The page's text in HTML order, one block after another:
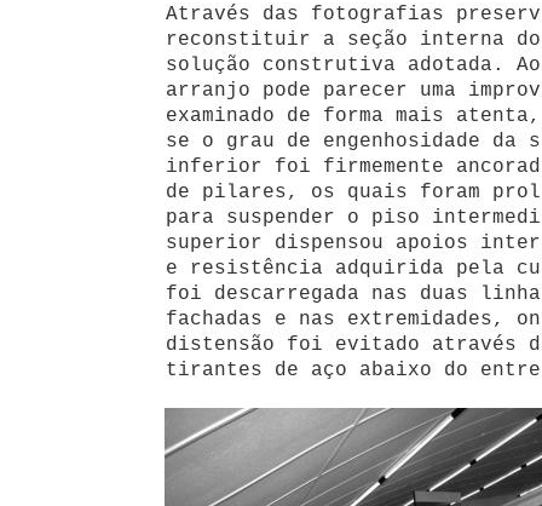
Através das fotografias
reconstituir a seção interna
solução construtiva adotada.
arranjo pode parecer uma
examinado de forma mais
se o grau de engenhosidade da
inferior foi firmemente
de pilares, os quais foram
para suspender o piso
superior dispensou apoios
e resistência adquirida pela
foi descarregada nas duas
fachadas e nas extremidades,
distensão foi evitado através
tirantes de aço abaixo do